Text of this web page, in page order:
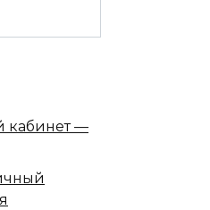
кабинет —